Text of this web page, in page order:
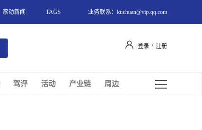
滚动新闻 TAGS 业务联系：kuchuan@vip.qq.com
登录 / 注册
驾评 活动 产业链 周边